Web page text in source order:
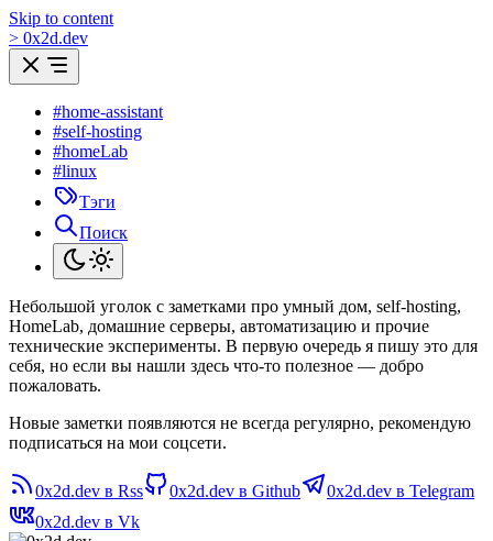
Skip to content
> 0x2d.dev
#home-assistant
#self-hosting
#homeLab
#linux
Тэги
Поиск
Небольшой уголок с заметками про умный дом, self-hosting,
HomeLab, домашние серверы, автоматизацию и прочие
технические эксперименты. В первую очередь я пишу это для
себя, но если вы нашли здесь что-то полезное — добро
пожаловать.
Новые заметки появляются не всегда регулярно, рекомендую
подписаться на мои соцсети.
0x2d.dev в Rss 0x2d.dev в Github
0x2d.dev в Telegram
0x2d.dev в Vk